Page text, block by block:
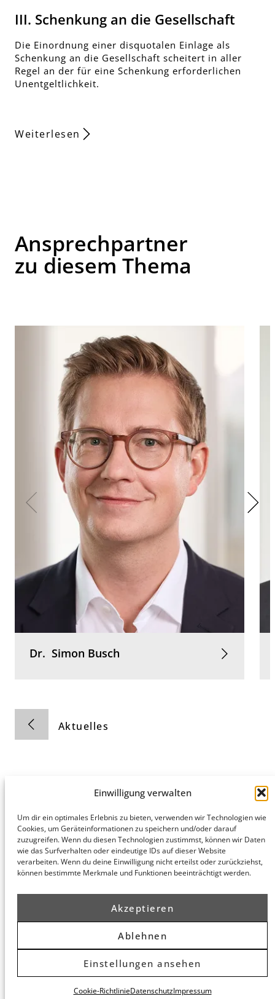
Einwilligung verwalten
Um dir ein optimales Erlebnis zu bieten, verwenden wir Technologien wie
Cookies, um Geräteinformationen zu speichern und/oder darauf
zuzugreifen. Wenn du diesen Technologien zustimmst, können wir Daten
wie das Surfverhalten oder eindeutige IDs auf dieser Website
verarbeiten. Wenn du deine Einwilligung nicht erteilst oder zurückziehst,
können bestimmte Merkmale und Funktionen beeinträchtigt werden.
Akzeptieren
Ablehnen
Einstellungen ansehen
Cookie-RichtlinieDatenschutzImpressum
III. Schenkung an die Gesellschaft
Die Einordnung einer disquotalen Einlage als
Schenkung an die Gesellschaft scheitert in aller
Regel an der für eine Schenkung erforderlichen
Unentgeltlichkeit.
Weiterlesen
Ansprechpartner
zu diesem Thema
Dr. Simon Busch
Aktuelles
Hamburg
honert
hamburg
PartG mbB
Hohe Bleichen
20354
München
honert
münchen
PartG mbB
Theatinerstr.
80333
München
Datenschutz
Impressum
© 2026 honert. Alle Rechte vorbehalten.